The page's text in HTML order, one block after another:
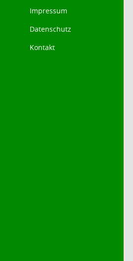
Impressum
Datenschutz
Kontakt